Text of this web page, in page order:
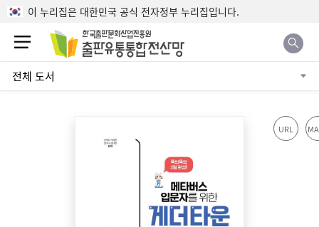
본문으로 바로가기
이 누리집은 대한민국 공식 전자정부 누리집입니다.
전체 도서
URL